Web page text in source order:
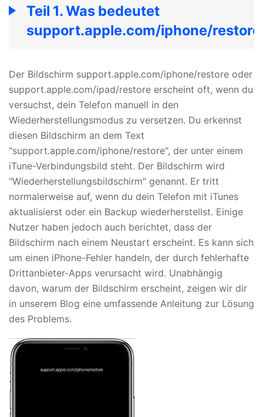
Teil 1. Was bedeutet
support.apple.com/iphone/restore
Der Bildschirm support.apple.com/iphone/restore oder
support.apple.com/ipad/restore erscheint oft, wenn du
versuchst, dein Telefon manuell in den
Wiederherstellungsmodus zu versetzen. Du erkennst
diesen Bildschirm an dem Text
"support.apple.com/iphone/restore", der unter einem
iTune-Verbindungsbild steht. Der Bildschirm wird
"Wiederherstellungsbildschirm" genannt. Er tritt
normalerweise auf, wenn du dein Telefon mit iTunes
aktualisierst oder ein Backup wiederherstellst. Einige
Nutzer haben jedoch auch berichtet, dass der
Bildschirm nach einem Neustart erscheint. Es kann sich
um einen iPhone-Fehler handeln, der durch fehlerhafte
Drittanbieter-Apps verursacht wird. Unabhängig
davon, warum der Bildschirm erscheint, zeigen wir dir
in unserem Blog eine umfassende Anleitung zur Lösung
des Problems.